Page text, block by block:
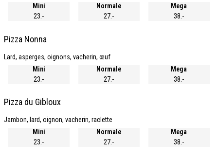
Mini
23.-
Normale
27.-
Mega
38.-
Pizza Nonna
Lard, asperges, oignons, vacherin, œuf
Mini
23.-
Normale
27.-
Mega
38.-
Pizza du Gibloux
Jambon, lard, oignon, vacherin, raclette
Mini
23.-
Normale
27.-
Mega
38.-